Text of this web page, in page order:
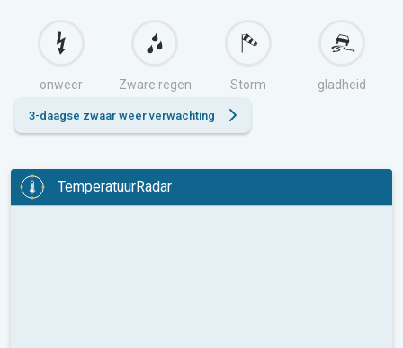
onweer Zware regen Storm gladheid
3-daagse zwaar weer verwachting
TemperatuurRadar